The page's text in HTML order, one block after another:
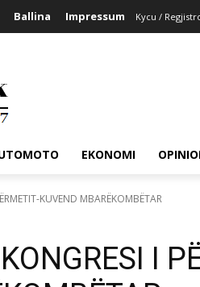
Ballina Impressum Kycu /
EKONOMI
KUVEND MBARËKOMBËTAR
I